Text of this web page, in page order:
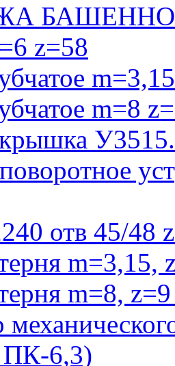
z=58
m=8
отв 45/48
m=3,15,
m=8,
6,3)